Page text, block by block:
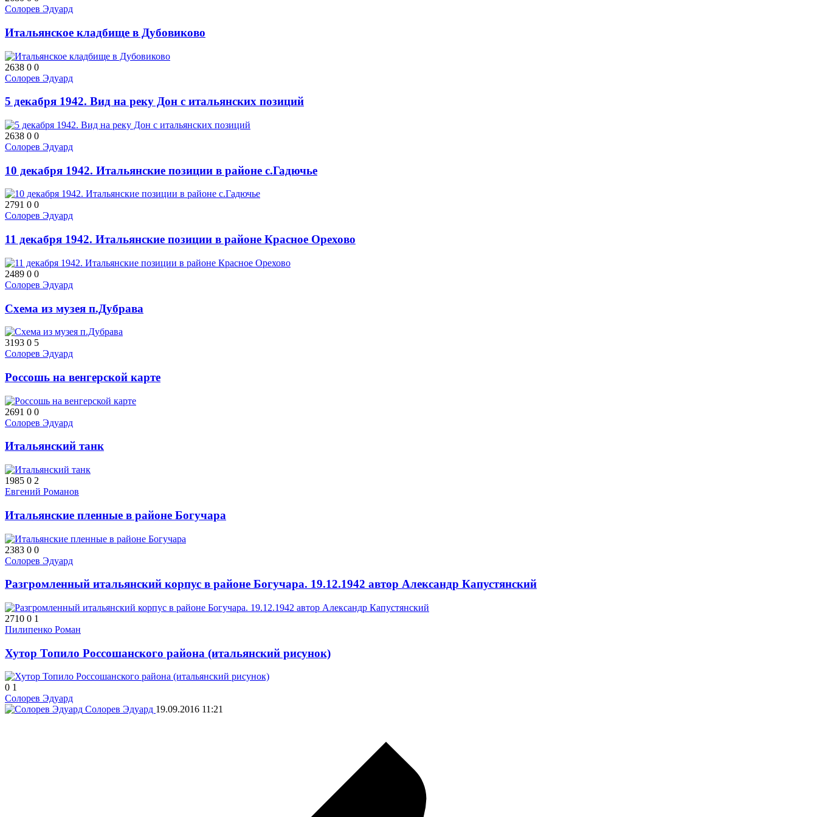
Солорев Эдуард
Итальянское кладбище в Дубовиково
2638 0 0
Солорев Эдуард
5 декабря 1942. Вид на реку Дон с итальянских позиций
2638 0 0
Солорев Эдуард
10 декабря 1942. Итальянские позиции в районе с.Гадючье
2791 0 0
Солорев Эдуард
11 декабря 1942. Итальянские позиции в районе Красное Орехово
2489 0 0
Солорев Эдуард
Схема из музея п.Дубрава
3193 0 5
Солорев Эдуард
Россошь на венгерской карте
2691 0 0
Солорев Эдуард
Итальянский танк
1985 0 2
Евгений Романов
Итальянские пленные в районе Богучара
2383 0 0
Солорев Эдуард
Разгромленный итальянский корпус в районе Богучара. 19.12.1942 автор Александр Капустянский
2710 0 1
Пилипенко Роман
Хутор Топило Россошанского района (итальянский рисунок)
0 1
Солорев Эдуард
Солорев Эдуард 19.09.2016 11:21